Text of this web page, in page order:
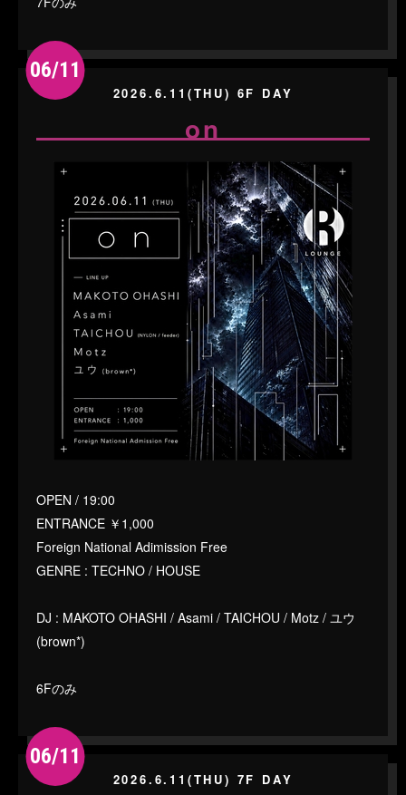
06/11
2026.6.11(THU) 6F DAY
on
OPEN / 19:00
ENTRANCE ￥1,000
Foreign National Adimission Free
GENRE : TECHNO / HOUSE
DJ : MAKOTO OHASHI / Asami / TAICHOU / Motz / ユウ
(brown*)
6Fのみ
06/11
2026.6.11(THU) 7F DAY